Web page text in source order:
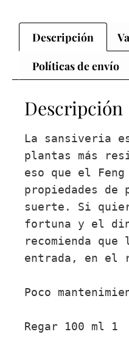
Descripción
Políticas de envío
Descripción
La sansiveria
plantas más
eso que el
propiedades de
suerte. Si
fortuna y el
recomienda
entrada, en el
Poco
Regar 100 ml 1